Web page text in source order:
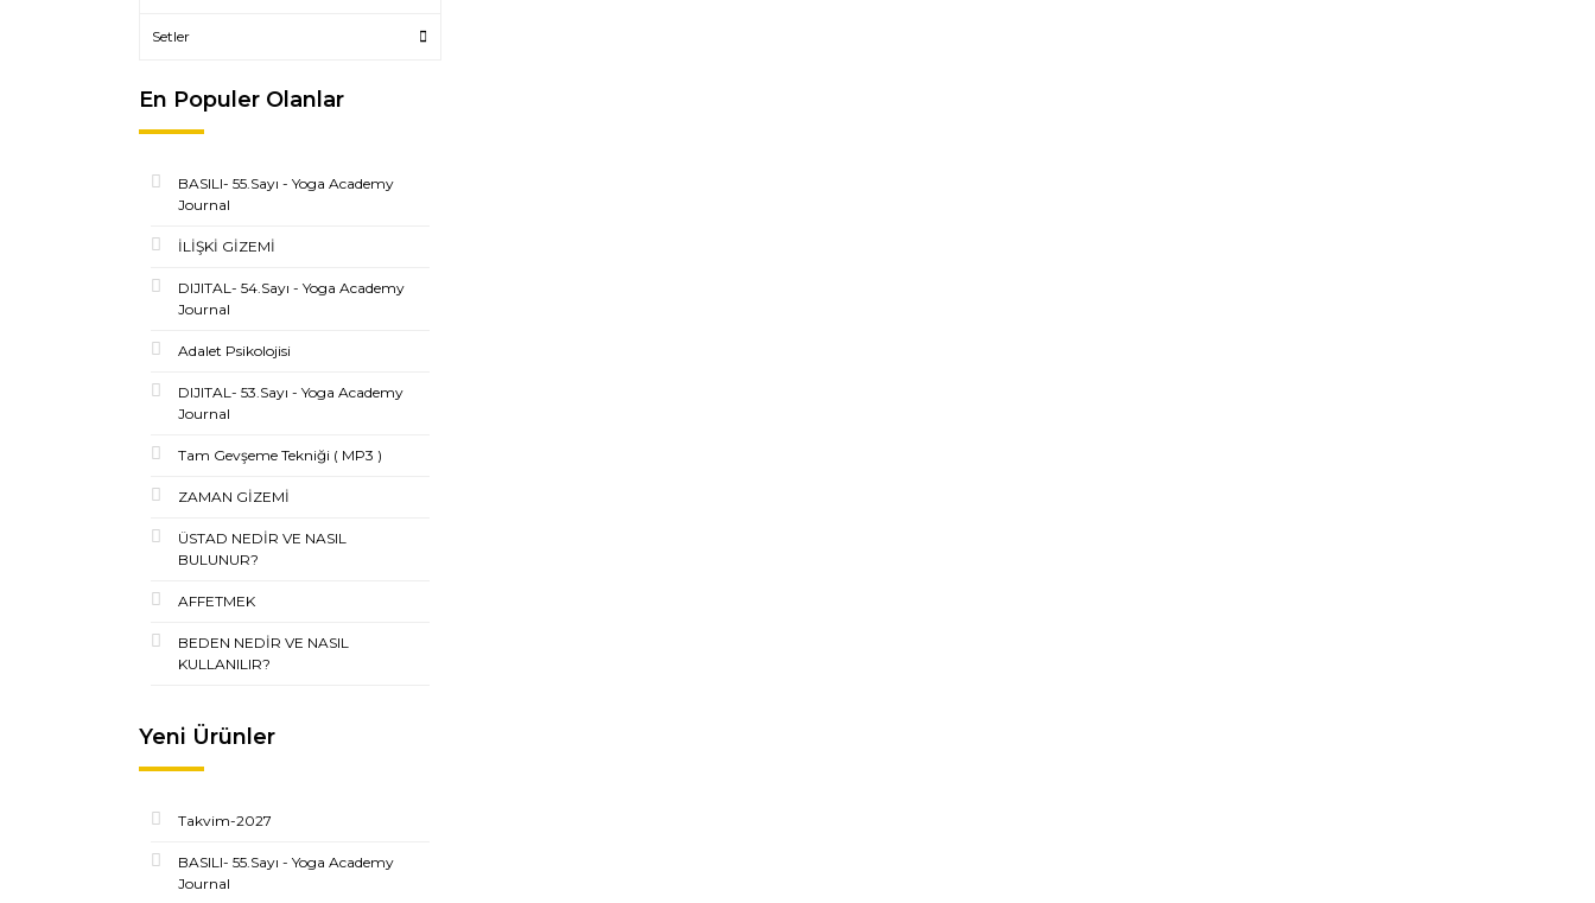
Setler
En Populer Olanlar
BASILI- 55.Sayı - Yoga Academy
Journal
İLİŞKİ GİZEMİ
DIJITAL- 54.Sayı - Yoga Academy
Journal
Adalet Psikolojisi
DIJITAL- 53.Sayı - Yoga Academy
Journal
Tam Gevşeme Tekniği ( MP3 )
ZAMAN GİZEMİ
ÜSTAD NEDİR VE NASIL
BULUNUR?
AFFETMEK
BEDEN NEDİR VE NASIL
KULLANILIR?
Yeni Ürünler
Takvim-2027
BASILI- 55.Sayı - Yoga Academy
Journal